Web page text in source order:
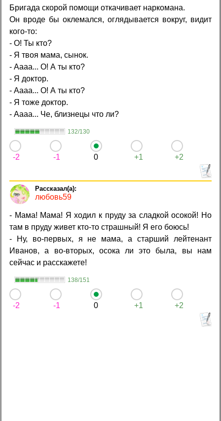
Бригада скорой помощи откачивает наркомана.
Он вроде бы оклемался, оглядывается вокруг, видит
кого-то:
- О! Ты кто?
- Я твоя мама, сынок.
- Аааа... О! А ты кто?
- Я доктор.
- Аааа... О! А ты кто?
- Я тоже доктор.
- Аааа... Че, близнецы что ли?
132/130
-2 -1 0 +1 +2
любовь59
- Мама! Мама! Я ходил к пруду за сладкой осокой! Но
там в пруду живет кто-то страшный! Я его боюсь!
- Ну, во-первых, я не мама, а старший лейтенант
Иванов, а во-вторых, осока ли это была, вы нам
сейчас и расскажете!
138/151
-2 -1 0 +1 +2